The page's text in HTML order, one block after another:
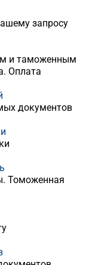
запросу
и таможенным
Оплата
документов
Томоженная